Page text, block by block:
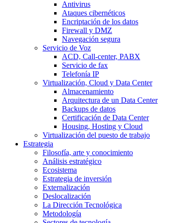
Antivirus
Ataques cibernéticos
Encriptación de los datos
Firewall y DMZ
Navegación segura
Servicio de Voz
ACD, Call-center, PABX
Servicio de fax
Telefonía IP
Virtualización, Cloud y Data Center
Almacenamiento
Arquitectura de un Data Center
Backups de datos
Certificación de Data Center
Housing, Hosting y Cloud
Virtualización del puesto de trabajo
Estrategia
Filosofía, arte y conocimiento
Análisis estratégico
Ecosistema
Estrategia de inversión
Externalización
Deslocalización
La Dirección Tecnológica
Metodología